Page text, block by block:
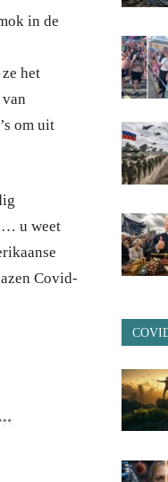
in de
het
om uit
u weet
Covid-